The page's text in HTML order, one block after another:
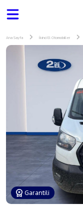
Ana Sayfa İkinci El Otomobiller
Garantili